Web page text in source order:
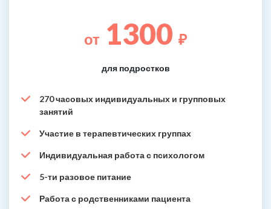
от 1300 ₽
для подростков
270 часовых индивидуальных и групповых
занятий
Участие в терапевтических группах
Индивидуальная работа с психологом
5-ти разовое питание
Работа с родственниками пациента